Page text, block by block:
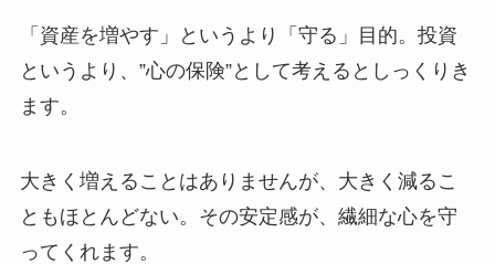
「資産を増やす」というより「守る」目的。投資
というより、”心の保険”として考えるとしっくりき
ます。
大きく増えることはありませんが、大きく減るこ
ともほとんどない。その安定感が、繊細な心を守
ってくれます。